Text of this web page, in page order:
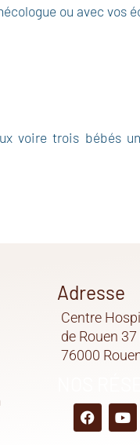
ou avec vos
voire trois bébés
Adresse
Centre
de Rouen
76000